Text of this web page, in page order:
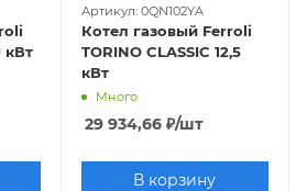
кВт
Артикул: 0QN102YA
Котел газовый Ferroli
TORINO CLASSIC 12,5
кВт
Много
29 934,66₽/шт
В корзину